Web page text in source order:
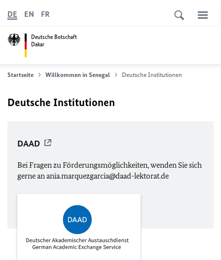
Deutsche Botschaft
Dakar
DE EN FR
Startseite Willkommen in Senegal Deutsche Institutionen
Deutsche Institutionen
DAAD
Bei Fragen zu Förderungsmöglichkeiten, wenden Sie sich
gerne anania.marquezgarcia@daad-lektorat.de